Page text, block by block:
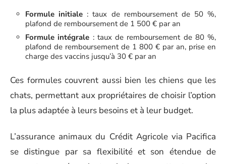
Formule initiale : taux de remboursement de 50 %,
plafond de remboursement de 1 500 € par an
Formule intégrale : taux de remboursement de 80 %,
plafond de remboursement de 1 800 € par an, prise en
charge des vaccins jusqu’à 30 € par an
Ces formules couvrent aussi bien les chiens que les
chats, permettant aux propriétaires de choisir l’option
la plus adaptée à leurs besoins et à leur budget.
L’assurance animaux du Crédit Agricole via Pacifica
se distingue par sa flexibilité et son étendue de